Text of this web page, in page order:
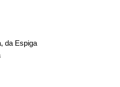
da Espiga